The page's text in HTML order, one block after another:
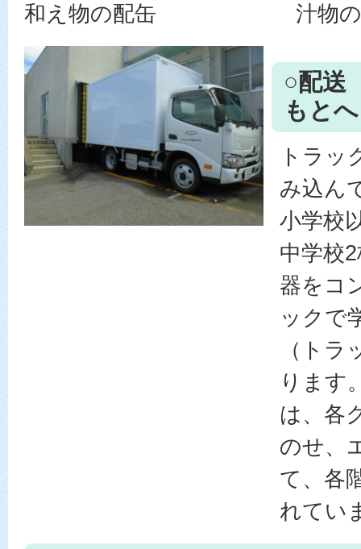
和え物の配缶 汁物
○配送
もと
トラッ
み込ん
小学校
中学校
器をコ
ックで
（ト
ります
は、各
のせ、
て、各
れてい